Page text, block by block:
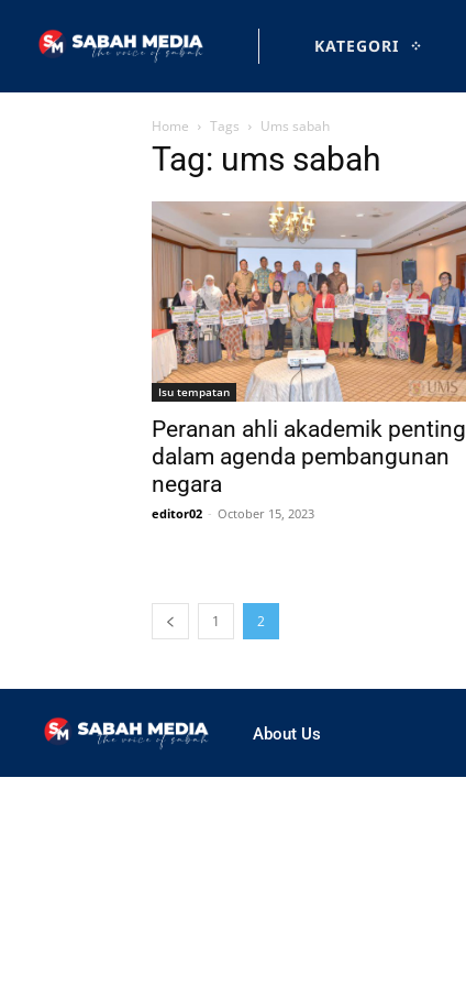
KATEGORI
Home Tags Ums sabah
Tag: ums sabah
Isu tempatan
Peranan ahli akademik penting
dalam agenda pembangunan
negara
editor02 - October 15, 2023
1 2
About Us